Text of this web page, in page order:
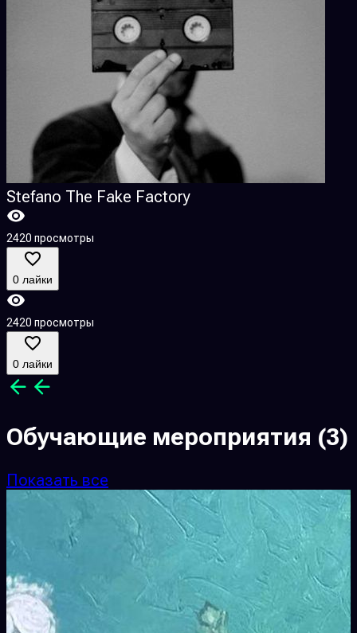
Stefano The Fake Factory
2420 просмотры
0 лайки
2420 просмотры
0 лайки
Обучающие мероприятия (3)
Показать все